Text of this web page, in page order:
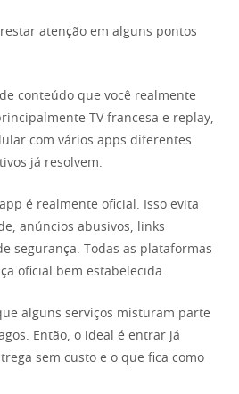
atenção em alguns pontos
conteúdo que você realmente
TV francesa e replay,
com vários apps diferentes.
já resolvem.
é realmente oficial. Isso evita
anúncios abusivos, links
segurança. Todas as plataformas
oficial bem estabelecida.
alguns serviços misturam parte
Então, o ideal é entrar já
sem custo e o que fica como